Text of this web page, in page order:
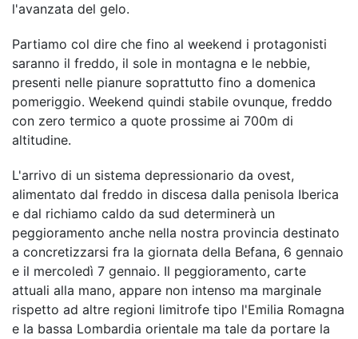
l'avanzata del gelo.
Partiamo col dire che fino al weekend i protagonisti
saranno il freddo, il sole in montagna e le nebbie,
presenti nelle pianure soprattutto fino a domenica
pomeriggio. Weekend quindi stabile ovunque, freddo
con zero termico a quote prossime ai 700m di
altitudine.
L'arrivo di un sistema depressionario da ovest,
alimentato dal freddo in discesa dalla penisola Iberica
e dal richiamo caldo da sud determinerà un
peggioramento anche nella nostra provincia destinato
a concretizzarsi fra la giornata della Befana, 6 gennaio
e il mercoledì 7 gennaio. Il peggioramento, carte
attuali alla mano, appare non intenso ma marginale
rispetto ad altre regioni limitrofe tipo l'Emilia Romagna
e la bassa Lombardia orientale ma tale da portare la